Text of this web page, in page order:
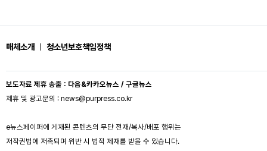
매체소개 ㅣ 청소년보호책임정책
보도자료 제휴 송출 : 다음&카카오뉴스 / 구글뉴스
제휴 및 광고문의 : news@purpress.co.kr
e뉴스페이퍼에 게재된 콘텐츠의 무단 전재/복사/배포 행위는
저작권법에 저촉되며 위반 시 법적 제재를 받을 수 있습니다.